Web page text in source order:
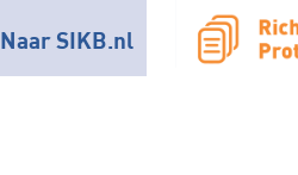
Naar SIKB.nl